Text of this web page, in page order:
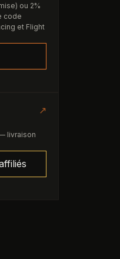
ou 2%
code
et Flight
↗
livraison